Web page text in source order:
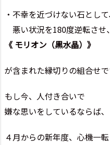
・不幸を近づけない石とし
悪い状況を180度逆転させ
《 モリオン（黒水晶）》
が含まれた縁切りの組合せで
もし今、人付き合いで
嫌な思いをしているならば、
４月からの新年度、心機一転